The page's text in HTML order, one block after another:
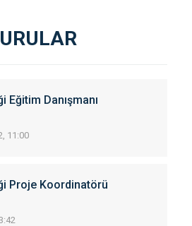
Eğitim Danışmanı
11:00
Proje Koordinatörü